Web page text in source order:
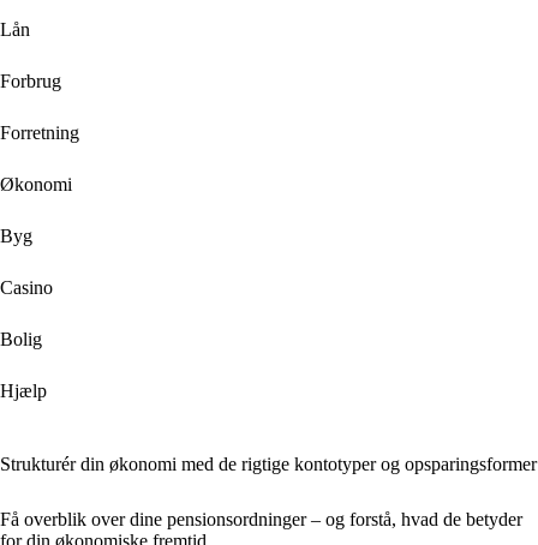
Lån
Forbrug
Forretning
Økonomi
Byg
Casino
Bolig
Hjælp
Strukturér din økonomi med de rigtige kontotyper og opsparingsformer
Få overblik over dine pensionsordninger – og forstå, hvad de betyder
for din økonomiske fremtid